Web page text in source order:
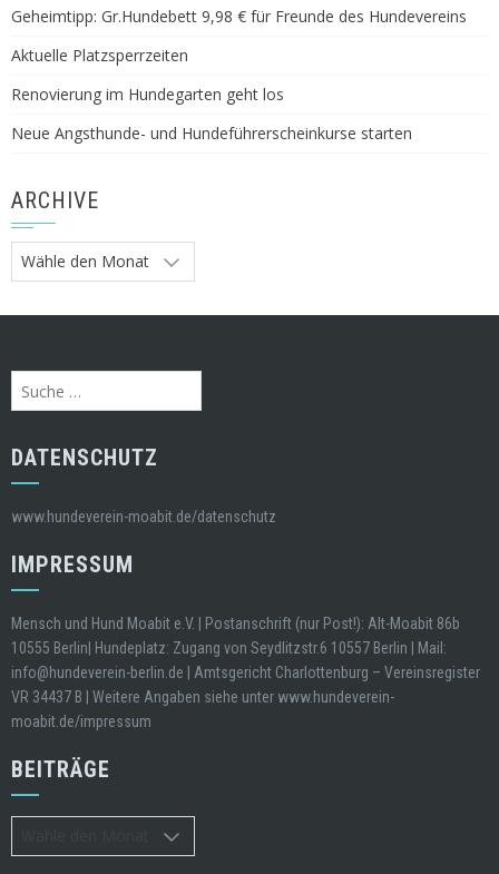
Geheimtipp: Gr.Hundebett 9,98 € für Freunde des Hundevereins
Aktuelle Platzsperrzeiten
Renovierung im Hundegarten geht los
Neue Angsthunde- und Hundeführerscheinkurse starten
ARCHIVE
Archive
Suche
nach:
DATENSCHUTZ
www.hundeverein-moabit.de/datenschutz
IMPRESSUM
Mensch und Hund Moabit e.V. | Postanschrift (nur Post!): Alt-Moabit 86b
10555 Berlin| Hundeplatz: Zugang von Seydlitzstr.6 10557 Berlin | Mail:
info@hundeverein-berlin.de | Amtsgericht Charlottenburg – Vereinsregister
VR 34437 B | Weitere Angaben siehe unter www.hundeverein-
moabit.de/impressum
BEITRÄGE